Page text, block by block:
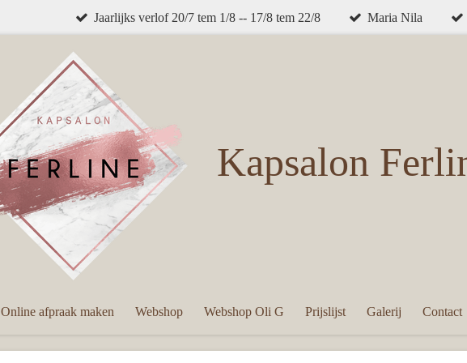
Jaarlijks verlof 20/7 tem 1/8 -- 17/8 tem 22/8 Maria Nila
Kapsalon
Online afpraak maken Webshop Webshop Oli G Prijslijst Galerij Contact